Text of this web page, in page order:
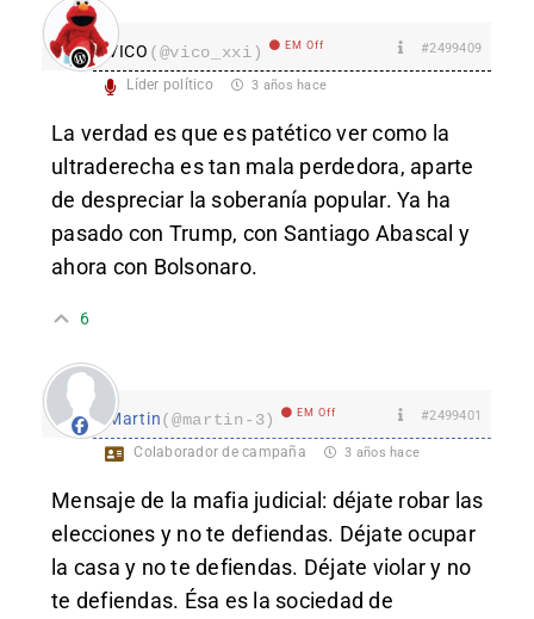
VICO (@vico_xxi) EM Off #2499409
Líder político 3 años hace
La verdad es que es patético ver como la
ultraderecha es tan mala perdedora, aparte
de despreciar la soberanía popular. Ya ha
pasado con Trump, con Santiago Abascal y
ahora con Bolsonaro.
6
Martin(@martin-3) EM Off #2499401
Colaborador de campaña 3 años hace
Mensaje de la mafia judicial: déjate robar las
elecciones y no te defiendas. Déjate ocupar
la casa y no te defiendas. Déjate violar y no
te defiendas. Ésa es la sociedad de